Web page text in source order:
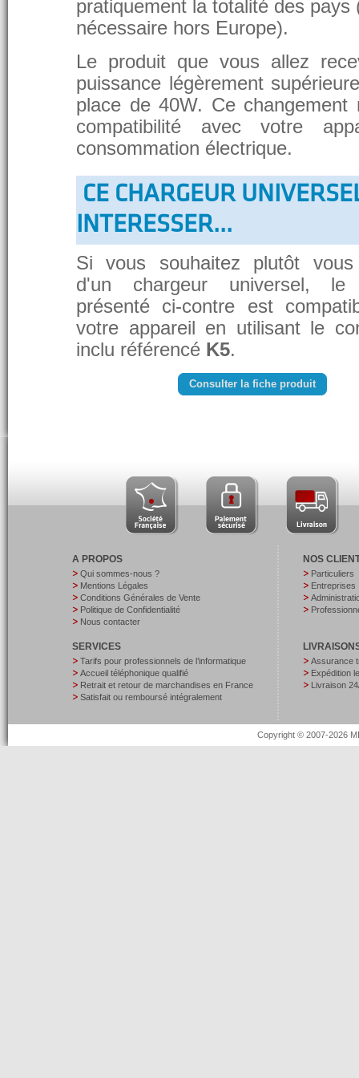
pratiquement la totalité des
nécessaire hors Europe).
Le produit que vous allez
puissance légèrement
place de 40W. Ce
compatibilité avec votre
consommation électrique.
CE CHARGEUR
INTERESSER...
Si vous souhaitez plutôt vous
d'un chargeur universel, le
présenté ci-contre est
votre appareil en utilisant le
inclu référencé K5.
Consulter la fiche produit
A PROPOS
Qui sommes-nous ?
Mentions Légales
Conditions Générales de Vente
Politique de Confidentialité
Nous contacter
SERVICES
Tarifs pour professionnels de l’informatique
Accueil téléphonique qualifié
Retrait et retour de marchandises en France
Satisfait ou remboursé intégralement
NOS
Particuliers
Entreprises
Assurance
Expédition
Livraison
Copyright © 2007-2026